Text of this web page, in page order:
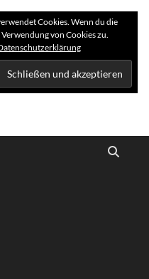
Cookies. Wenn du die
von Cookies zu.